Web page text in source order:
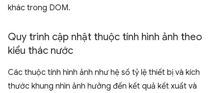
khác trong DOM.
Quy trình cập nhật thuộc tính hình ảnh theo
kiểu thác nước
Các thuộc tính hình ảnh như hệ số tỷ lệ thiết bị và kích
thước khung nhìn ảnh hưởng đến kết quả kết xuất và